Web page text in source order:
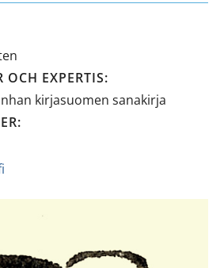
OCH EXPERTIS:
kirjasuomen sanakirja
: